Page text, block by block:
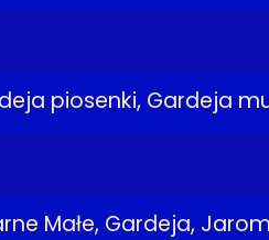
piosenki, Gardeja
Małe, Gardeja,